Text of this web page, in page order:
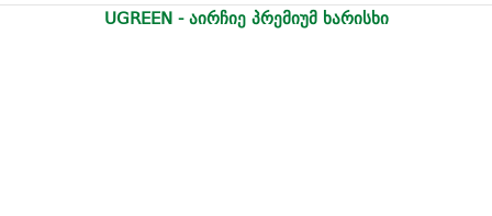
UGREEN - აირჩიე პრემიუმ ხარისხი